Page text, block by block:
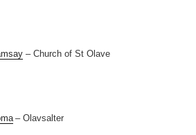
– Church of St Olave
– Olavsalter